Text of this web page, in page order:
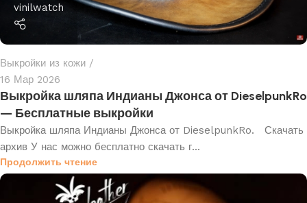
vinilwatch
Выкройки из кожи
16 Мар 2026
Выкройка шляпа Индианы Джонса от DieselpunkRo
— Бесплатные выкройки
Выкройка шляпа Индианы Джонса от DieselpunkRo. Скачать
архив У нас можно бесплатно скачать г...
Продолжить чтение